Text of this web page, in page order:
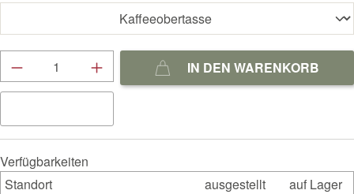
Produkt Anzahl: Gib den gewünschten Wert
IN DEN WARENKORB
Verfügbarkeiten
Standort
ausgestellt
auf Lager